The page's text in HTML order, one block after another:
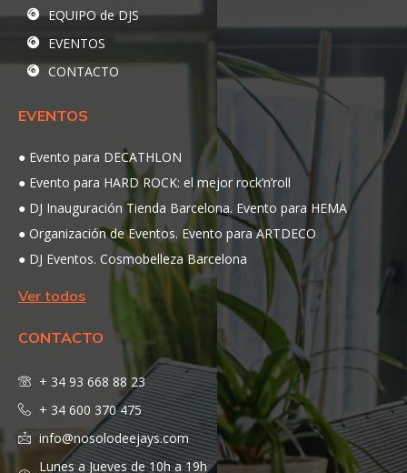
EQUIPO de DJS
EVENTOS
CONTACTO
EVENTOS
Evento para DECATHLON
Evento para HARD ROCK: el mejor rock’n’roll
DJ Inauguración Tienda Barcelona. Evento para HEMA
Organización de Eventos. Evento para ARTDECO
DJ Eventos. Cosmobelleza Barcelona
Ver todos
CONTACTO
+ 34 93 668 88 23
+ 34 600 370 475
info@nosolodeejays.com
Lunes a Jueves de 10h a 19h